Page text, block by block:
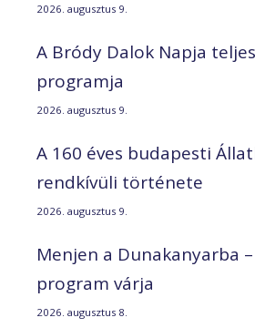
2026. augusztus 9.
A Bródy Dalok Napja
programja
2026. augusztus 9.
A 160 éves budapesti
rendkívüli története
2026. augusztus 9.
Menjen a Dunakanyarba
program várja
2026. augusztus 8.